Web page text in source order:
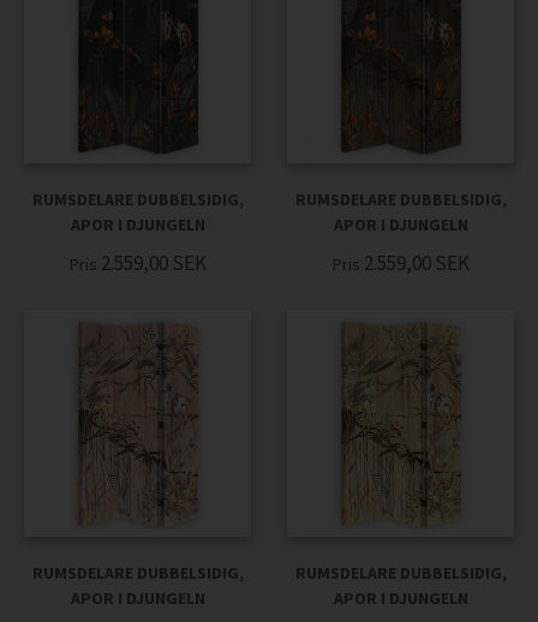
RUMSDELARE DUBBELSIDIG,
APOR I DJUNGELN
Pris 2.559,00 SEK
RUMSDELARE DUBBELSIDIG,
APOR I DJUNGELN
Pris 2.559,00 SEK
RUMSDELARE DUBBELSIDIG,
APOR I DJUNGELN
RUMSDELARE DUBBELSIDIG,
APOR I DJUNGELN